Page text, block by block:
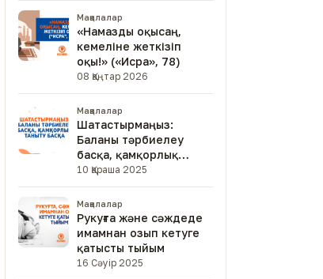
Мақалалар
«Намазды оқысаң,
кемеліне жеткізіп
оқы!» («Исра», 78)
08 Қаңтар 2026
Мақалалар
Шатастырмаңыз:
Баланы тәрбиелеу
басқа, қамқорлық
таныту басқа
10 Қараша 2025
Мақалалар
Рукуғта және сәждеде
имамнан озып кетуге
қатысты тыйым
16 Сәуір 2025